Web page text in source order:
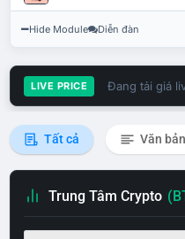
Hide Module Diễn đàn
LIVE PRICE Đang tải giá
Tất cả Văn bản
Trung Tâm Crypto